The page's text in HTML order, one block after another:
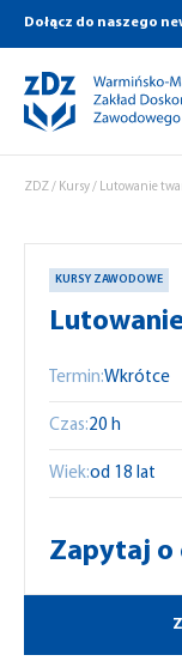
Dołącz do naszego
ZDZ/ Kursy/ Lutowanie
KURSY ZAWODOWE
Termin:Wkrótce
Czas:20 h
Wiek:od 18 lat
Zapytaj o